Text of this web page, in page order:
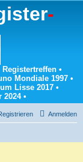
-
Registertreffen•
Mondiale 1997•
Lisse 2017 •
2024•
Anmelden